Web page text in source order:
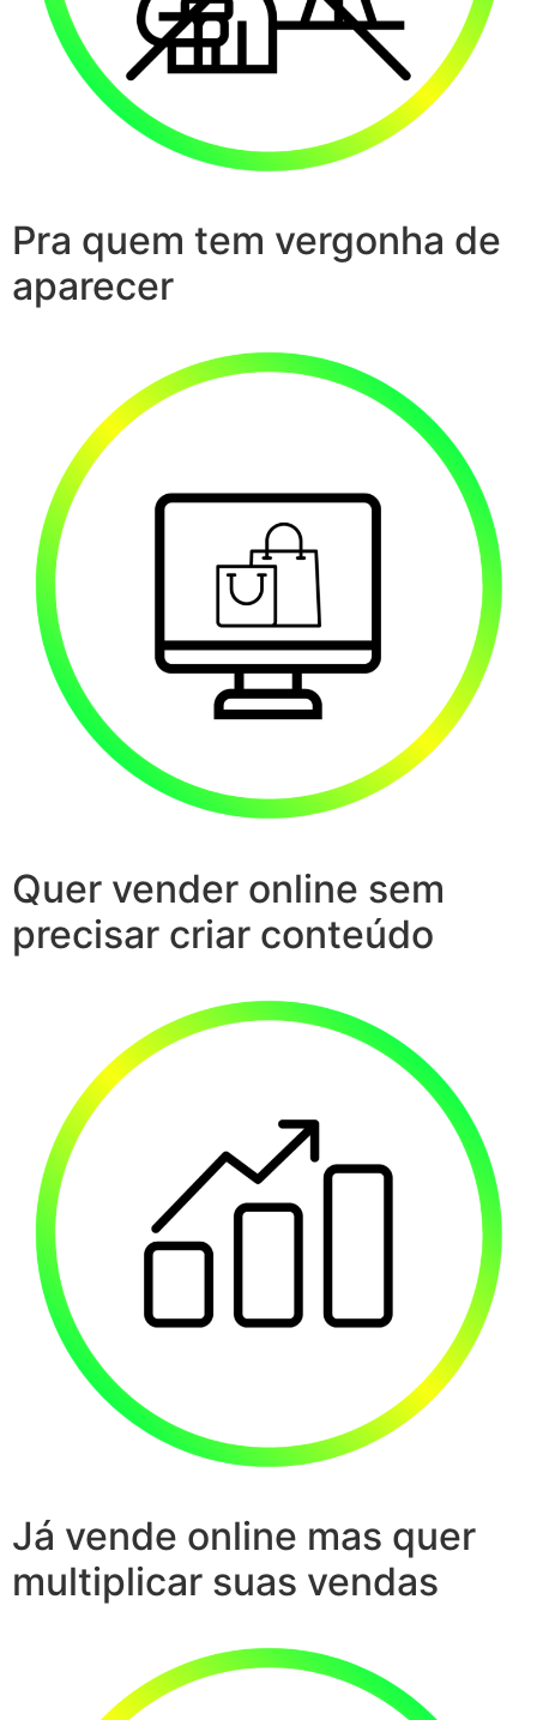
Pra quem tem vergonha de
aparecer
Quer vender online sem
precisar criar conteúdo
Já vende online mas quer
multiplicar suas vendas